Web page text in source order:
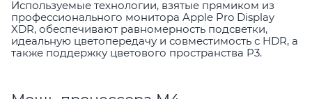
Используемые технологии, взятые прямиком из
профессионального монитора Apple Pro Display
XDR, обеспечивают равномерность подсветки,
идеальную цветопередачу и совместимость с HDR, а
также поддержку цветового пространства P3.